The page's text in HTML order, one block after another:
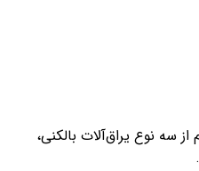
سه نوع یراق‌آلات بالکنی،